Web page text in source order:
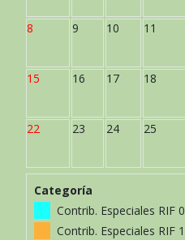
8 9 10 11
15 16 17 18
22 23 24 25
Categoría
Contrib. Especiales RIF 0
Contrib. Especiales RIF 1